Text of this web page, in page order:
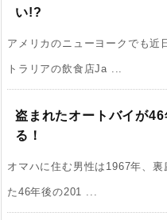
い!?
アメリカのニューヨークでも近
トラリアの飲食店Ja ...
盗まれたオートバイが
る！
オマハに住む男性は1967年、
た46年後の201 ...